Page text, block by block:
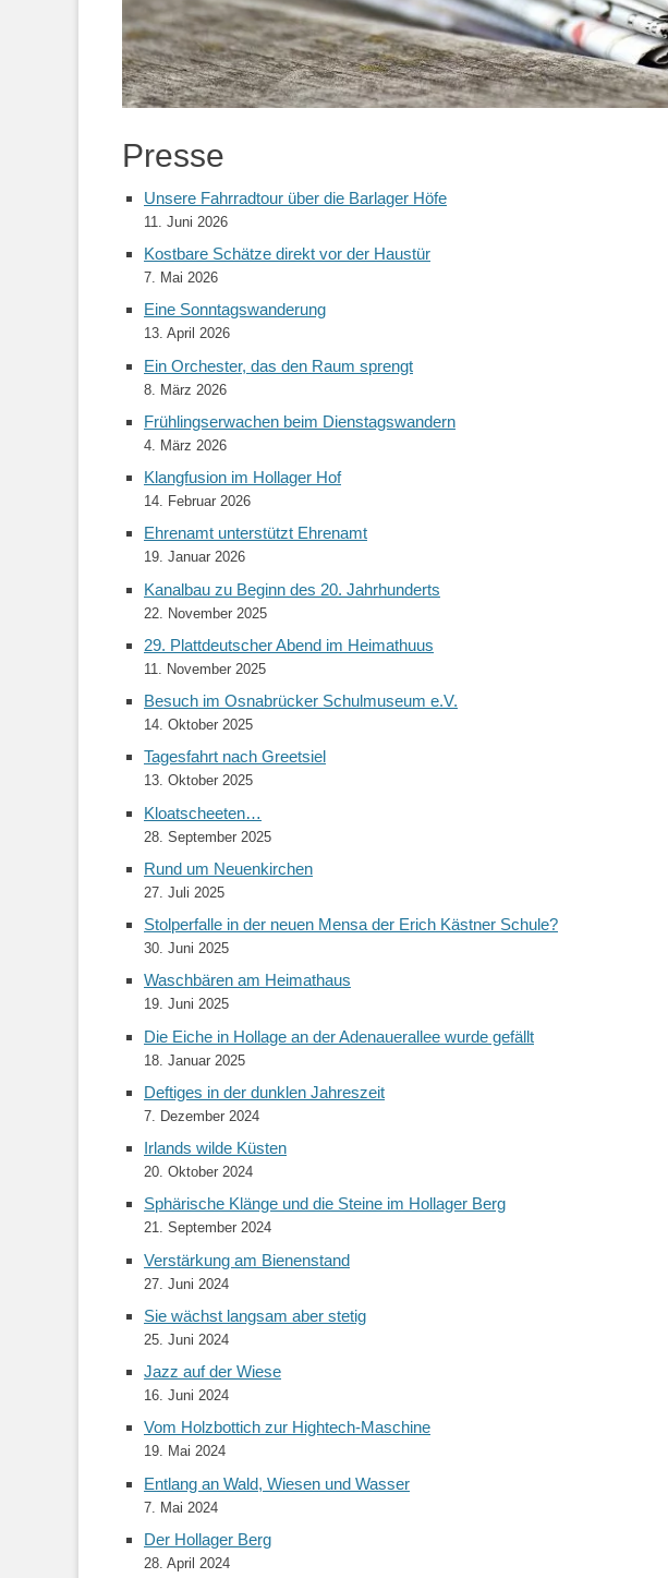
Presse
Unsere Fahrradtour über die Barlager Höfe
11. Juni 2026
Kostbare Schätze direkt vor der Haustür
7. Mai 2026
Eine Sonntagswanderung
13. April 2026
Ein Orchester, das den Raum sprengt
8. März 2026
Frühlingserwachen beim Dienstagswandern
4. März 2026
Klangfusion im Hollager Hof
14. Februar 2026
Ehrenamt unterstützt Ehrenamt
19. Januar 2026
Kanalbau zu Beginn des 20. Jahrhunderts
22. November 2025
29. Plattdeutscher Abend im Heimathuus
11. November 2025
Besuch im Osnabrücker Schulmuseum e.V.
14. Oktober 2025
Tagesfahrt nach Greetsiel
13. Oktober 2025
Kloatscheeten…
28. September 2025
Rund um Neuenkirchen
27. Juli 2025
Stolperfalle in der neuen Mensa der Erich Kästner Schule?
30. Juni 2025
Waschbären am Heimathaus
19. Juni 2025
Die Eiche in Hollage an der Adenauerallee wurde gefällt
18. Januar 2025
Deftiges in der dunklen Jahreszeit
7. Dezember 2024
Irlands wilde Küsten
20. Oktober 2024
Sphärische Klänge und die Steine im Hollager Berg
21. September 2024
Verstärkung am Bienenstand
27. Juni 2024
Sie wächst langsam aber stetig
25. Juni 2024
Jazz auf der Wiese
16. Juni 2024
Vom Holzbottich zur Hightech-Maschine
19. Mai 2024
Entlang an Wald, Wiesen und Wasser
7. Mai 2024
Der Hollager Berg
28. April 2024